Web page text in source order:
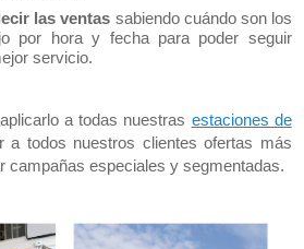
las ventas sabiendo cuándo son los
por hora y fecha para poder seguir
servicio.
a todas nuestras estaciones de
a todos nuestros clientes ofertas más
campañas especiales y segmentadas.